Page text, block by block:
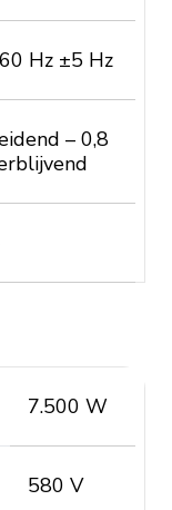
Hz ±5 Hz
– 0,8
7.500 W
580 V